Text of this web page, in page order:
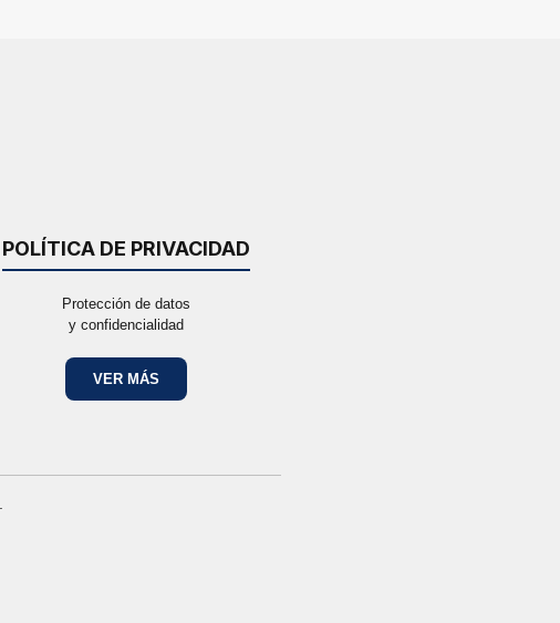
POLÍTICA DE PRIVACIDAD
Protección de datos
y confidencialidad
VER MÁS